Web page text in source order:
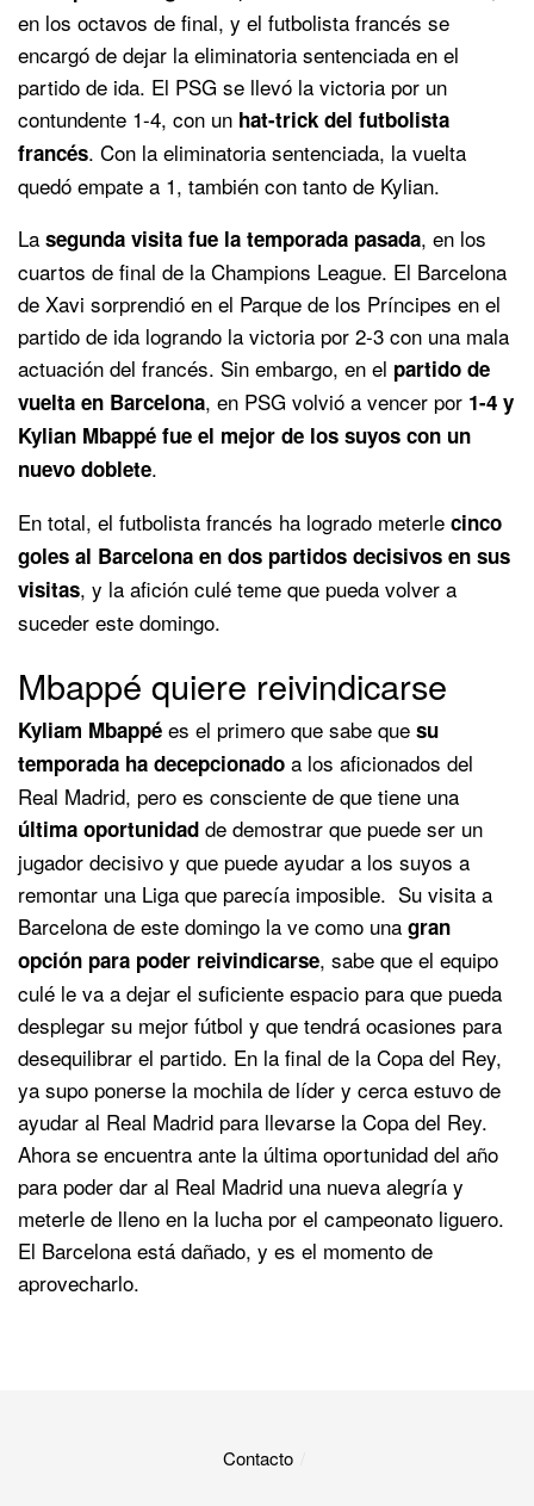
en los octavos de final, y el futbolista francés se
encargó de dejar la eliminatoria sentenciada en el
partido de ida. El PSG se llevó la victoria por un
contundente 1-4, con un hat-trick del futbolista
francés. Con la eliminatoria sentenciada, la vuelta
quedó empate a 1, también con tanto de Kylian.
La segunda visita fue la temporada pasada, en los
cuartos de final de la Champions League. El Barcelona
de Xavi sorprendió en el Parque de los Príncipes en el
partido de ida logrando la victoria por 2-3 con una mala
actuación del francés. Sin embargo, en el partido de
vuelta en Barcelona, en PSG volvió a vencer por 1-4 y
Kylian Mbappé fue el mejor de los suyos con un
nuevo doblete.
En total, el futbolista francés ha logrado meterle cinco
goles al Barcelona en dos partidos decisivos en sus
visitas, y la afición culé teme que pueda volver a
suceder este domingo.
Mbappé quiere reivindicarse
Kyliam Mbappé es el primero que sabe que su
temporada ha decepcionado a los aficionados del
Real Madrid, pero es consciente de que tiene una
última oportunidad de demostrar que puede ser un
jugador decisivo y que puede ayudar a los suyos a
remontar una Liga que parecía imposible. Su visita a
Barcelona de este domingo la ve como una gran
opción para poder reivindicarse, sabe que el equipo
culé le va a dejar el suficiente espacio para que pueda
desplegar su mejor fútbol y que tendrá ocasiones para
desequilibrar el partido. En la final de la Copa del Rey,
ya supo ponerse la mochila de líder y cerca estuvo de
ayudar al Real Madrid para llevarse la Copa del Rey.
Ahora se encuentra ante la última oportunidad del año
para poder dar al Real Madrid una nueva alegría y
meterle de lleno en la lucha por el campeonato liguero.
El Barcelona está dañado, y es el momento de
aprovecharlo.
Contacto